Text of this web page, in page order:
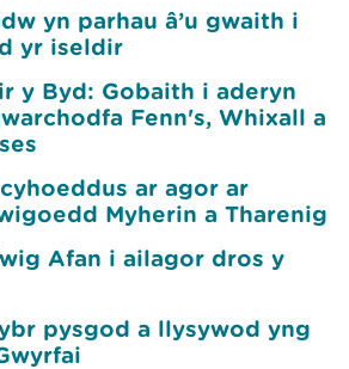
yn parhau â’u gwaith i
yr iseldir
y Byd: Gobaith i aderyn
Fenn's, Whixall a
ar agor ar
Myherin a Tharenig
Afan i ailagor dros y
pysgod a llysywod yng